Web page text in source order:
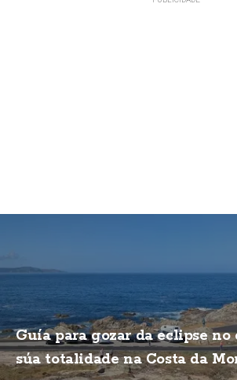
Guía para gozar da eclipse no
súa totalidade na Costa da